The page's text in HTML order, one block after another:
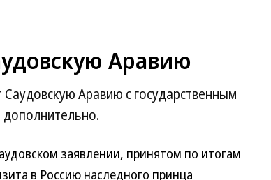
Аравию
Аравию с государственным
дополнительно.
заявлении, принятом по итогам
в Россию наследного принца